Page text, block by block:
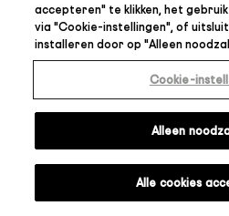
accepteren" te klikken, het
via "Cookie-instellingen", of
installeren door op "Alleen
Cookie-
Alleen
Alle cookies